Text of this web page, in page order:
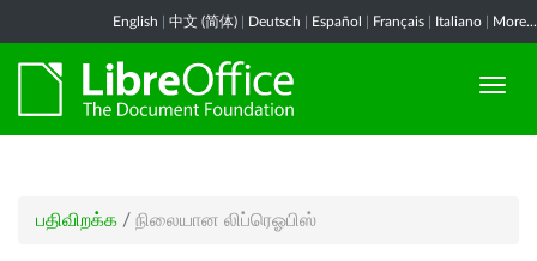
English 中文 (简体) Deutsch Español Français Italiano More...
பதிவிறக்க / நிலையான லிப்ரெஓபிஸ்